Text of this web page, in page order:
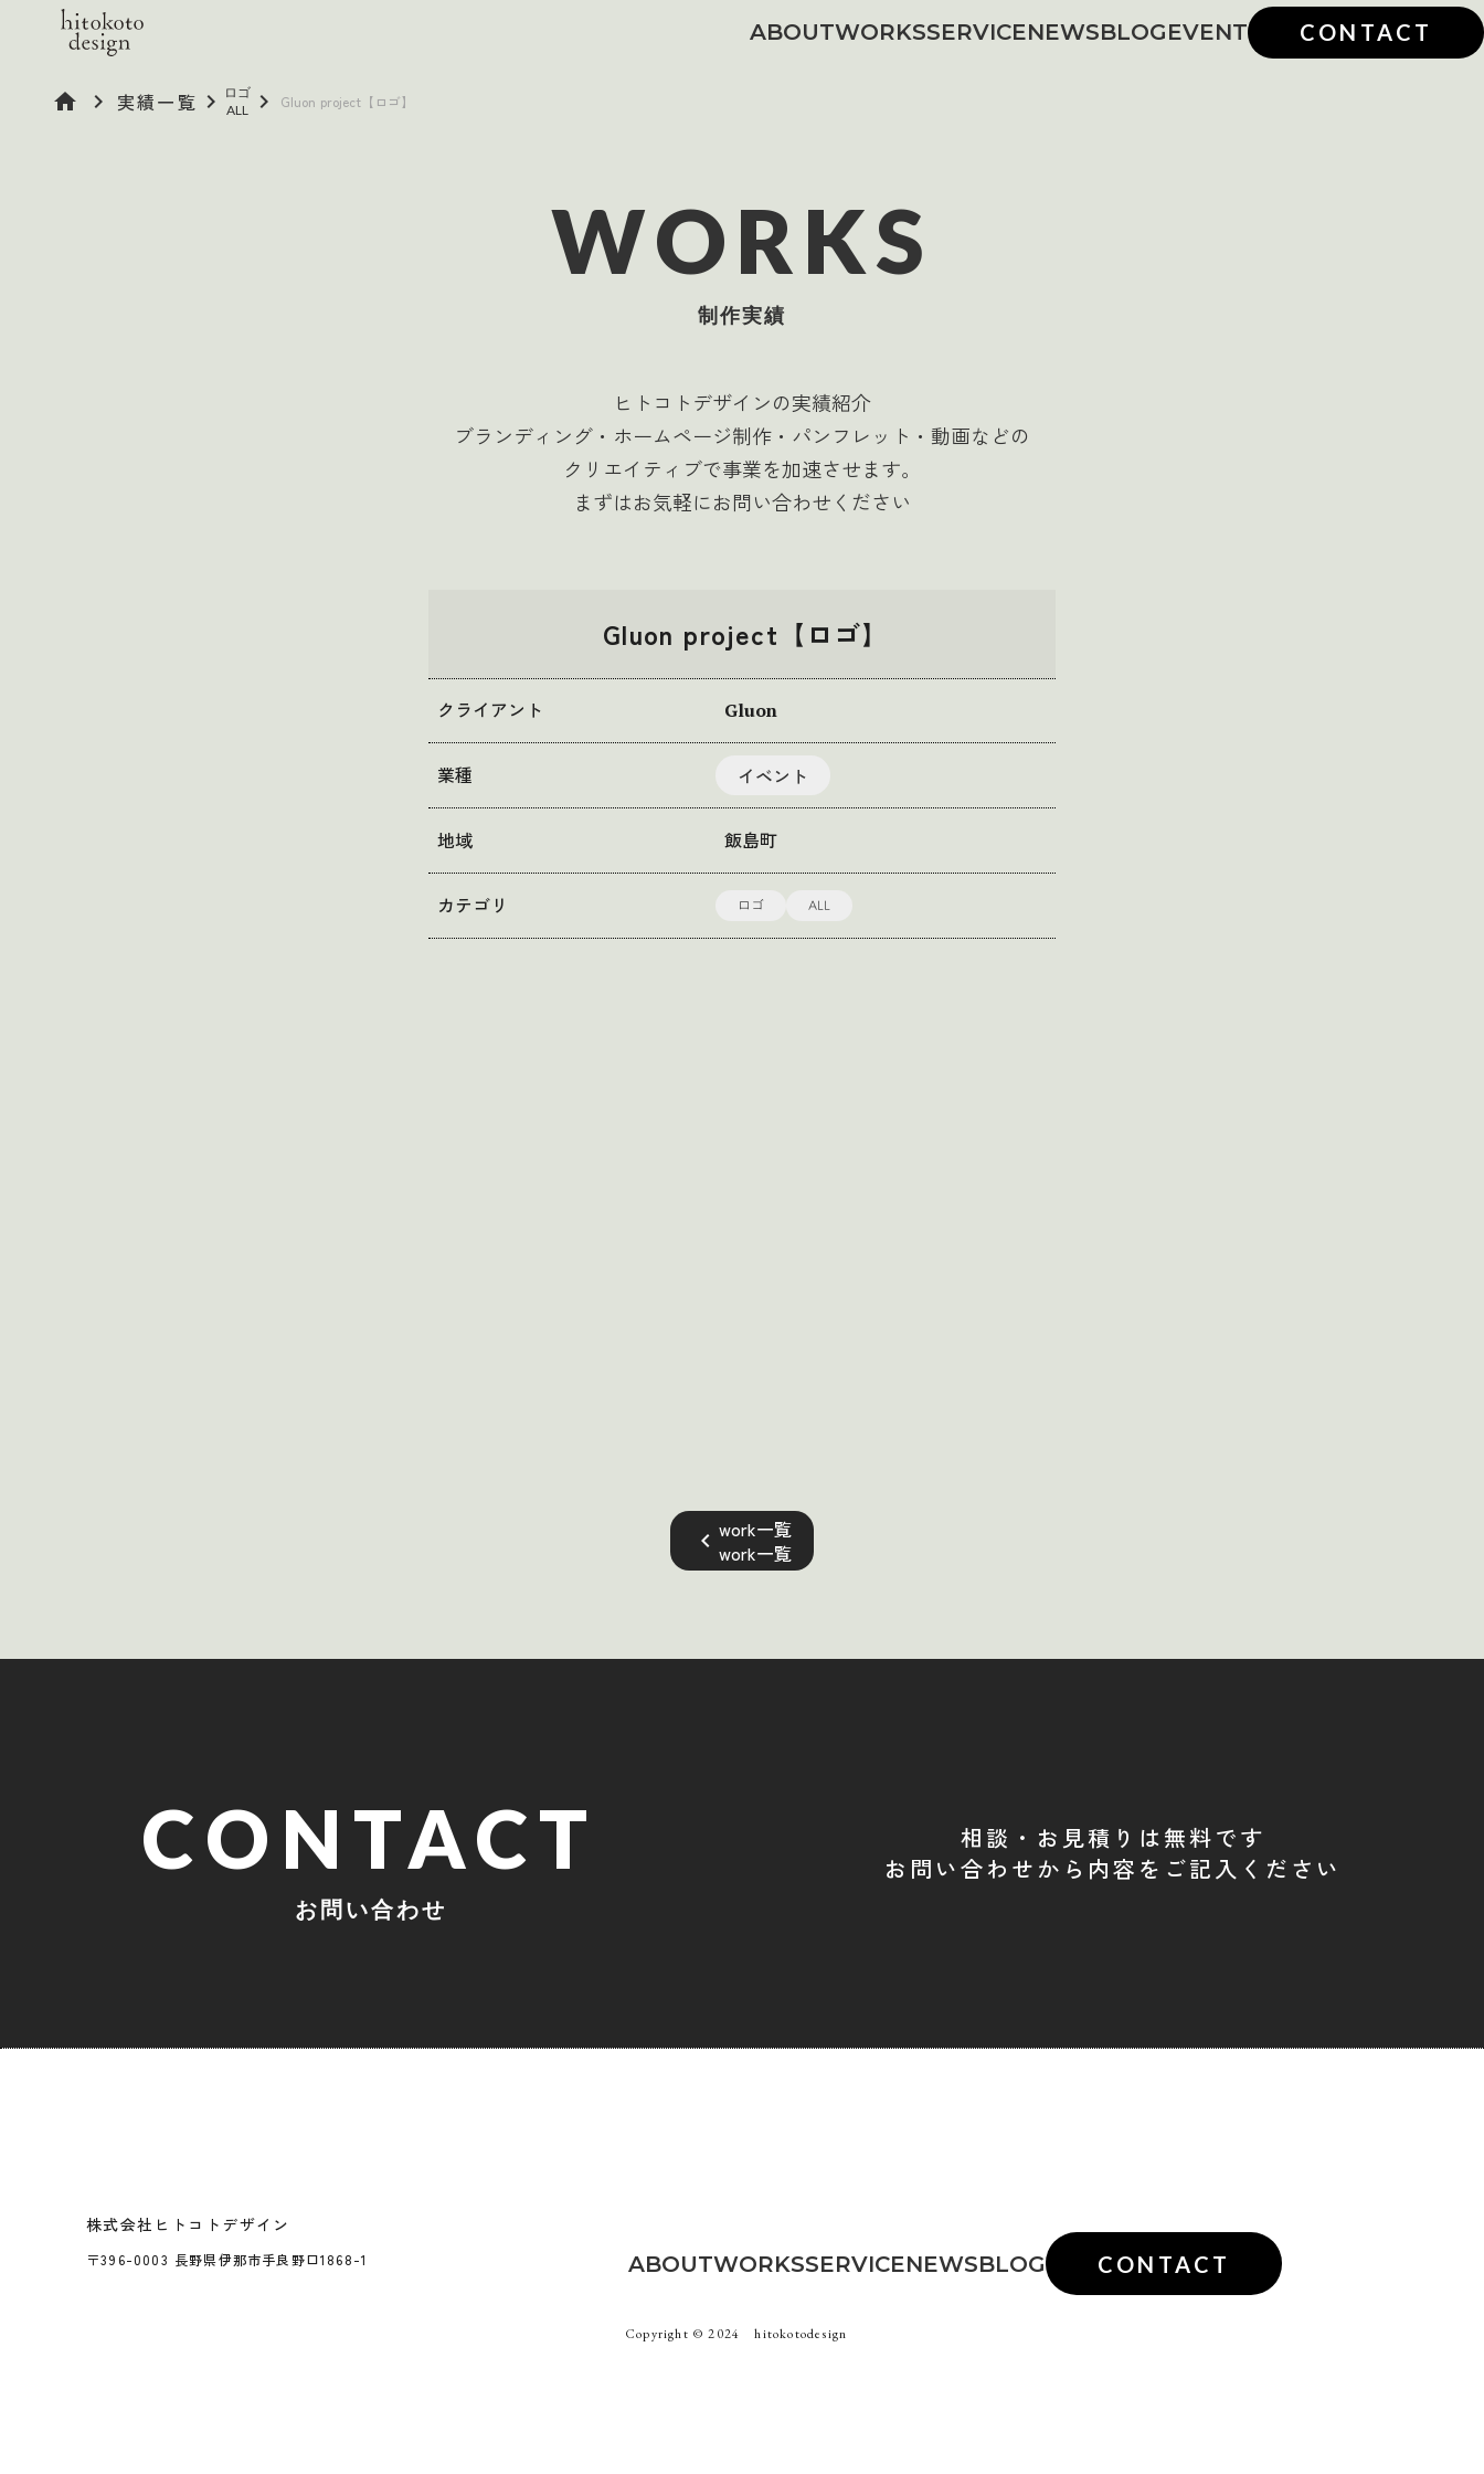
home keyboard_arrow_right 実績一覧 keyboard_arrow_right
ロゴ
ALL
keyboard_arrow_right Gluon project【ロゴ】
WORKS
制作実績
ヒトコトデザインの実績紹介
ブランディング・ホームページ制作・パンフレット・動画などの
クリエイティブで事業を加速させます。
まずはお気軽にお問い合わせください
Gluon project【ロゴ】
クライアント Gluon
業種 イベント
地域 飯島町
カテゴリ ロゴ ALL
keyboard_arrow_left work一覧
work一覧
CONTACT
お問い合わせ
相談・お見積りは無料です
お問い合わせから内容をご記入ください
ABOUTWORKSSERVICENEWSBLOGEVENT CONTACT
株式会社ヒトコトデザイン
〒396-0003 長野県伊那市手良野口1868-1 ABOUTWORKSSERVICENEWSBLOG CONTACT
Copyright ©︎ 2024 hitokotodesign